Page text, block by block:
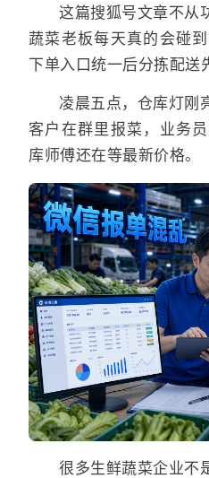
这篇搜狐号文章不从
蔬菜老板每天真的会碰
下单入口统一后分拣配送
凌晨五点，仓库灯刚
客户在群里报菜，业务
库师傅还在等最新价格。
很多生鲜蔬菜企业不